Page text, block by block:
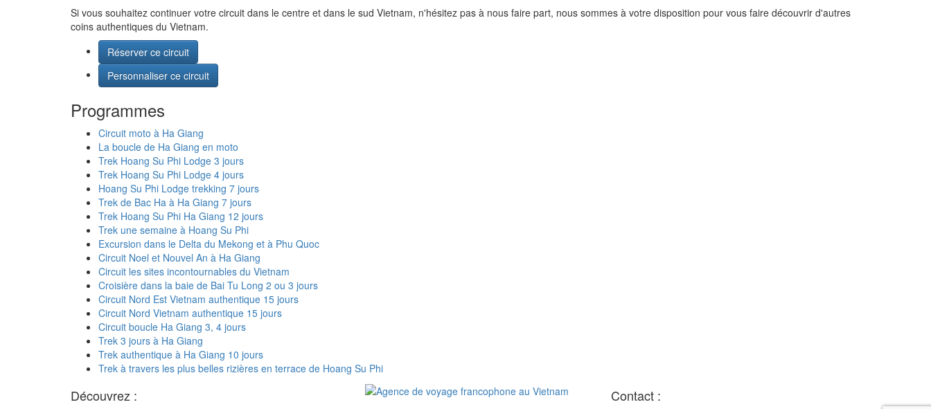
Si vous souhaitez continuer votre circuit dans le centre et dans le sud Vietnam, n'hésitez pas à nous faire part, nous sommes à votre disposition pour vous faire découvrir d'autres
coins authentiques du Vietnam.
Réserver ce circuit
Personnaliser ce circuit
Programmes
Circuit moto à Ha Giang
La boucle de Ha Giang en moto
Trek Hoang Su Phi Lodge 3 jours
Trek Hoang Su Phi Lodge 4 jours
Hoang Su Phi Lodge trekking 7 jours
Trek de Bac Ha à Ha Giang 7 jours
Trek Hoang Su Phi Ha Giang 12 jours
Trek une semaine à Hoang Su Phi
Excursion dans le Delta du Mekong et à Phu Quoc
Circuit Noel et Nouvel An à Ha Giang
Circuit les sites incontournables du Vietnam
Croisière dans la baie de Bai Tu Long 2 ou 3 jours
Circuit Nord Est Vietnam authentique 15 jours
Circuit Nord Vietnam authentique 15 jours
Circuit boucle Ha Giang 3, 4 jours
Trek 3 jours à Ha Giang
Trek authentique à Ha Giang 10 jours
Trek à travers les plus belles rizières en terrace de Hoang Su Phi
Découvrez : Contact :